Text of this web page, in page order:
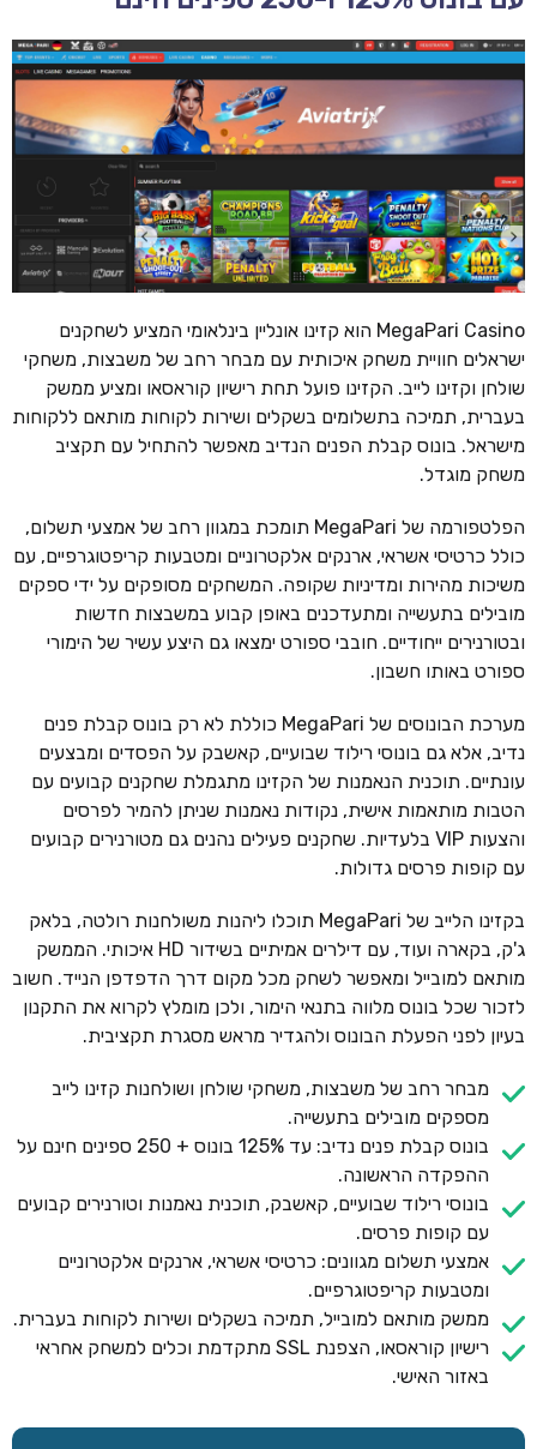
MegaPari Casino הוא קזינו אונליין בינלאומי המציע לשחקנים
ישראלים חוויית משחק איכותית עם מבחר רחב של משבצות, משחקי
שולחן וקזינו לייב. הקזינו פועל תחת רישיון קוראסאו ומציע ממשק
בעברית, תמיכה בתשלומים בשקלים ושירות לקוחות מותאם ללקוחות
מישראל. בונוס קבלת הפנים הנדיב מאפשר להתחיל עם תקציב
משחק מוגדל.
הפלטפורמה של MegaPari תומכת במגוון רחב של אמצעי תשלום,
כולל כרטיסי אשראי, ארנקים אלקטרוניים ומטבעות קריפטוגרפיים, עם
משיכות מהירות ומדיניות שקופה. המשחקים מסופקים על ידי ספקים
מובילים בתעשייה ומתעדכנים באופן קבוע במשבצות חדשות
ובטורנירים ייחודיים. חובבי ספורט ימצאו גם היצע עשיר של הימורי
ספורט באותו חשבון.
מערכת הבונוסים של MegaPari כוללת לא רק בונוס קבלת פנים
נדיב, אלא גם בונוסי רילוד שבועיים, קאשבק על הפסדים ומבצעים
עונתיים. תוכנית הנאמנות של הקזינו מתגמלת שחקנים קבועים עם
הטבות מותאמות אישית, נקודות נאמנות שניתן להמיר לפרסים
והצעות VIP בלעדיות. שחקנים פעילים נהנים גם מטורנירים קבועים
עם קופות פרסים גדולות.
בקזינו הלייב של MegaPari תוכלו ליהנות משולחנות רולטה, בלאק
ג'ק, בקארה ועוד, עם דילרים אמיתיים בשידור HD איכותי. הממשק
מותאם למובייל ומאפשר לשחק מכל מקום דרך הדפדפן הנייד. חשוב
לזכור שכל בונוס מלווה בתנאי הימור, ולכן מומלץ לקרוא את התקנון
בעיון לפני הפעלת הבונוס ולהגדיר מראש מסגרת תקציבית.
מבחר רחב של משבצות, משחקי שולחן ושולחנות קזינו לייב
מספקים מובילים בתעשייה.
בונוס קבלת פנים נדיב: עד 125% בונוס + 250 ספינים חינם על
ההפקדה הראשונה.
בונוסי רילוד שבועיים, קאשבק, תוכנית נאמנות וטורנירים קבועים
עם קופות פרסים.
אמצעי תשלום מגוונים: כרטיסי אשראי, ארנקים אלקטרוניים
ומטבעות קריפטוגרפיים.
ממשק מותאם למובייל, תמיכה בשקלים ושירות לקוחות בעברית.
רישיון קוראסאו, הצפנת SSL מתקדמת וכלים למשחק אחראי
באזור האישי.